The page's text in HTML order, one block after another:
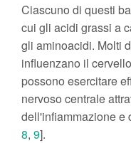
Ciascuno di questi
cui gli acidi grassi a
gli aminoacidi. Molti
influenzano il
possono esercitare
nervoso centrale
dell'infiammazione e
8, 9].